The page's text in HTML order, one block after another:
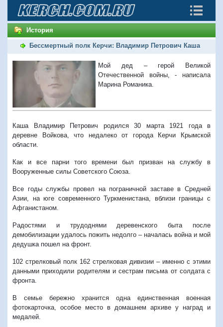
История
Бессмертный полк Керчи: Владимир Петрович Каша
Мой дед – герой Великой
Отечественной войны, - написала
Марина Романика.
Каша Владимир Петрович родился 30 марта 1921 года в
деревне Войкова, что недалеко от города Керчи Крымской
области.
Как и все парни того времени был призван на службу в
Вооруженные силы Советского Союза.
Все годы службы провел на пограничной заставе в Средней
Азии, на юге современного Туркменистана, вблизи границы с
Афганистаном.
Радостями и трудоднями деревенского быта после
демобилизации удалось пожить недолго – началась война и мой
дедушка пошел на фронт.
102 стрелковый полк 162 стрелковая дивизии – именно с этими
данными приходили родителям и сестрам письма от солдата с
фронта.
В семье бережно хранится одна единственная военная
фотокарточка, особое место в домашнем архиве у наград и
медалей.